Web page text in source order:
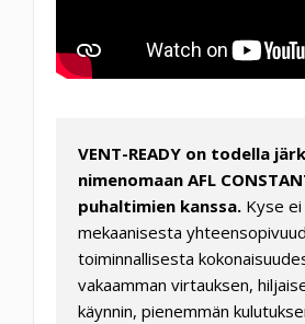
VENT-READY on todella
nimenomaan AFL
puhaltimien kanssa. Kyse
mekaanisesta
toiminnallisesta
vakaamman virtauksen,
käynnin, pienemmän